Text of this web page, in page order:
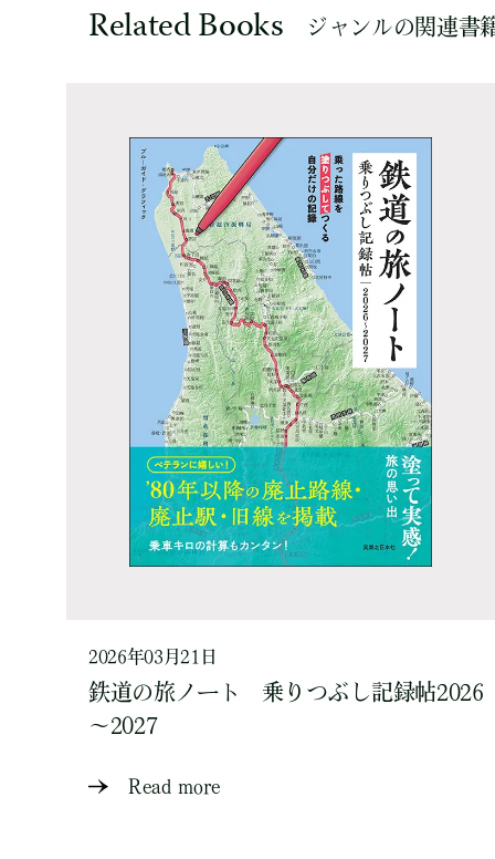
Related Books ジャンルの関連書
2026年03月21日
鉄道の旅ノート 乗りつぶし記録帖2026
～2027
Read more